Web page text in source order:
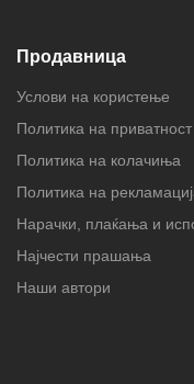
Продавница
Услови на користење
Политика на приватност
Политика на колачиња
Политика на
Нарачки, плаќања и
Најчести прашања
Наши автори